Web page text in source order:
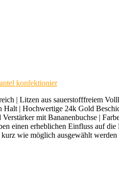
konfektionier
| Litzen aus sauerstofffreiem
Halt | Hochwertige 24k Gold
mit Bananenbuchse |
einen erheblichen Einfluss auf
wie möglich ausgewählt